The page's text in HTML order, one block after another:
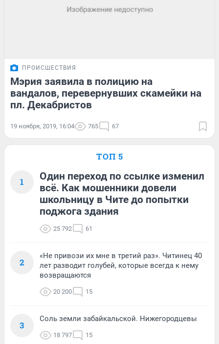
ПРОИСШЕСТВИЯ
Мэрия заявила в полицию на
вандалов, перевернувших скамейки на
пл. Декабристов
19 ноября, 2019, 16:04 765 67
ТОП 5
1
Один переход по ссылке изменил
всё. Как мошенники довели
школьницу в Чите до попытки
поджога здания
25 792 61
2
«Не привози их мне в третий раз». Читинец 40
лет разводит голубей, которые всегда к нему
возвращаются
20 200 15
3
Соль земли забайкальской. Нижегородцевы
18 797 15